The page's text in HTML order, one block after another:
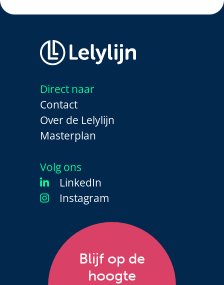
Direct naar
Contact
Over de Lelylijn
Masterplan
Volg ons
LinkedIn
Instagram
Blijf op de
hoogte